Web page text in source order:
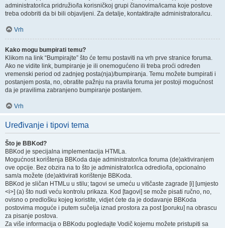
administrator/ica pridružio/la korisničkoj grupi članovima/icama koje postove
treba odobriti da bi bili objavljeni. Za detalje, kontaktirajte administratora/icu.
Vrh
Kako mogu bumpirati temu?
Klikom na link “Bumpirajte” što će temu postaviti na vrh prve stranice foruma.
Ako ne vidite link, bumpiranje je ili onemogućeno ili treba proći određen
vremenski period od zadnjeg posta(nja)/bumpiranja. Temu možete bumpirati i
postanjem posta, no, obratite pažnju na pravila foruma jer postoji mogućnost
da je pravilima zabranjeno bumpiranje postanjem.
Vrh
Uređivanje i tipovi tema
Što je BBKod?
BBKod je specijalna implementacija HTMLa.
Mogućnost korištenja BBKoda daje administrator/ica foruma (de)aktiviranjem
ove opcije. Bez obzira na to što je administrator/ica odredio/la, opcionalno
sam/a možete (de)aktivirati korištenje BBKoda.
BBKod je sličan HTMLu u stilu; tagovi se umeću u vitičaste zagrade [i] [umjesto
<i>] (a) što nudi veću kontrolu prikaza. Kod [tagovi] se može pisati ručno, no,
ovisno o predlošku kojeg koristite, vidjet ćete da je dodavanje BBKoda
postovima moguće i putem sučelja iznad prostora za post [poruku] na obrascu
za pisanje postova.
Za više informacija o BBKodu pogledajte Vodič kojemu možete pristupiti sa